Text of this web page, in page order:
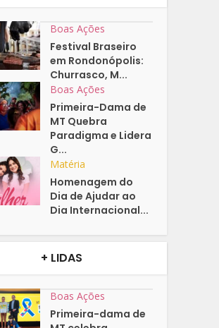
Boas Ações
Festival Braseiro
em Rondonópolis:
Churrasco, M...
Boas Ações
Primeira-Dama de
MT Quebra
Paradigma e Lidera
G...
Matéria
Homenagem do
Dia de Ajudar ao
Dia Internacional...
+ LIDAS
Boas Ações
Primeira-dama de